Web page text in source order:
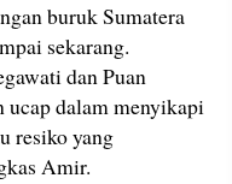
buruk Sumatera
sekarang.
dan Puan
ucap dalam menyikapi
resiko yang
Amir.